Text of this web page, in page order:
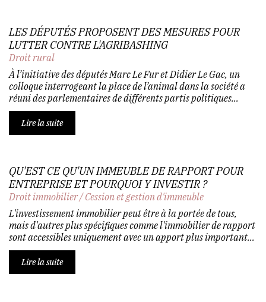
LES DÉPUTÉS PROPOSENT DES MESURES POUR
LUTTER CONTRE L'AGRIBASHING
Droit rural
À l’initiative des députés Marc Le Fur et Didier Le Gac, un
colloque interrogeant la place de l’animal dans la société a
réuni des parlementaires de différents partis politiques...
Lire la suite
QU'EST CE QU'UN IMMEUBLE DE RAPPORT POUR
ENTREPRISE ET POURQUOI Y INVESTIR ?
Droit immobilier/Cession et gestion d'immeuble
L'investissement immobilier peut être à la portée de tous,
mais d'autres plus spécifiques comme l'immobilier de rapport
sont accessibles uniquement avec un apport plus important...
Lire la suite